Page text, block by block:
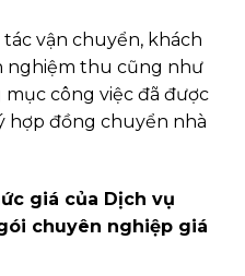
vận chuyển, khách
nghiệm thu cũng như
mục công việc đã được
hợp đồng chuyển nhà
giá của Dịch vụ
chuyên nghiệp giá